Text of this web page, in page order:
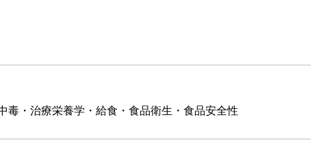
毒・治療栄養学・給食・食品衛生・食品安全性